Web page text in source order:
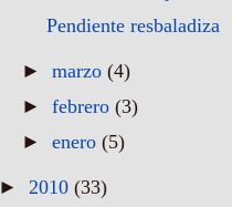
Pendiente resbaladiza
►marzo(4)
►febrero(3)
►enero(5)
► 2010 (33)